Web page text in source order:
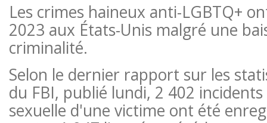
Les crimes haineux anti-LGBTQ+
2023 aux États-Unis malgré une
criminalité.
Selon le dernier rapport sur les
du FBI, publié lundi, 2 402
sexuelle d'une victime ont été